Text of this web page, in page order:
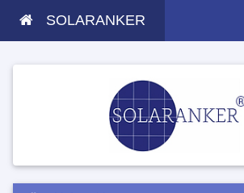
SOLARANKER